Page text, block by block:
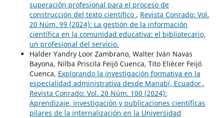
superación profesional para el proceso de
construcción del texto científico , Revista Conrado: Vol.
20 Núm. 99 (2024): La gestión de la información
científica en la comunidad educativa: el bibliotecario,
un profesional del servicio.
Halder Yandry Loor Zambrano, Walter Iván Navas
Bayona, Nilba Priscila Feijó Cuenca, Tito Eliécer Feijó
Cuenca, Explorando la investigación formativa en la
especialidad administrativa desde Manabí, Ecuador ,
Revista Conrado: Vol. 20 Núm. 100 (2024):
Aprendizaje, investigación y publicaciones científicas
pilares de la internalización en la Universidad